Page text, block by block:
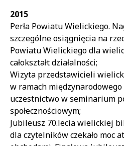
2015
Perła Powiatu Wielickiego.
szczególne osiągnięcia na
Powiatu Wielickiego dla
całokształt działalności;
Wizyta przedstawicieli
w ramach
uczestnictwo w seminarium
społecznościowym;
Jubileusz 70.lecia wielickiej
dla czytelników czekało moc